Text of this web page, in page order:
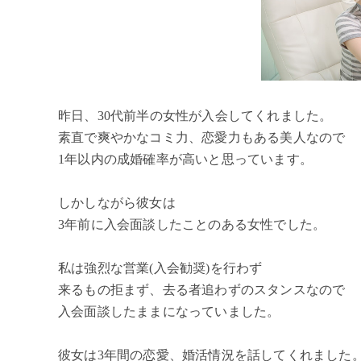
昨日、30代前半の女性が入会してくれました。
素直で爽やかなコミ力、恋愛力もある美人なので
1年以内の成婚確率が高いと思っています。
しかしながら彼女は
3年前に入会面談したことのある女性でした。
私は強烈な営業(入会勧奨)を行わず
来るもの拒まず、去る者追わずのスタンスなので
入会面談したままになっていました。
彼女は3年間の恋愛、婚活情況を話してくれました